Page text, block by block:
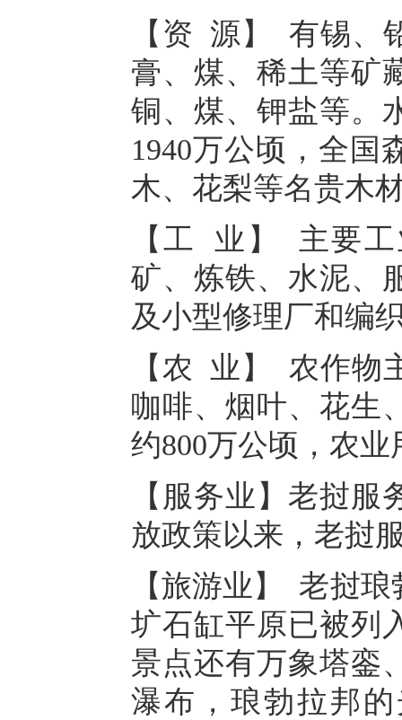
【资 源】 有锡、
膏、煤、稀土等矿
铜、煤、钾盐等。
1940万公顷，全国
木、花梨等名贵木
【工 业】 主要
矿、炼铁、水泥、
及小型修理厂和编
【农 业】 农作物
咖啡、烟叶、花生
约800万公顷，农
【服务业】老挝
放政策以来，老挝
【旅游业】 老挝
圹石缸平原已被列
景点还有万象塔銮
瀑布，琅勃拉邦